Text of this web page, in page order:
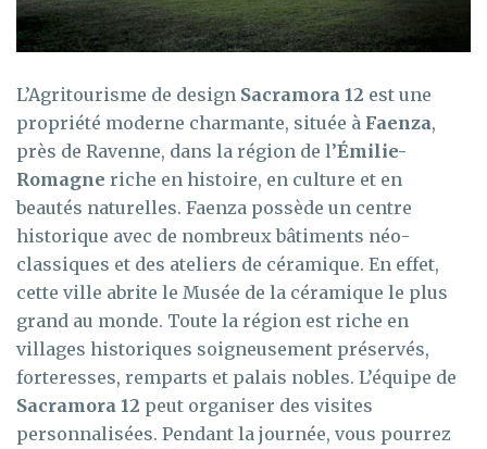
L’Agritourisme de design Sacramora 12 est une
propriété moderne charmante, située à Faenza,
près de Ravenne, dans la région de l’Émilie-
Romagne riche en histoire, en culture et en
beautés naturelles. Faenza possède un centre
historique avec de nombreux bâtiments néo-
classiques et des ateliers de céramique. En effet,
cette ville abrite le Musée de la céramique le plus
grand au monde. Toute la région est riche en
villages historiques soigneusement préservés,
forteresses, remparts et palais nobles. L’équipe de
Sacramora 12 peut organiser des visites
personnalisées. Pendant la journée, vous pourrez